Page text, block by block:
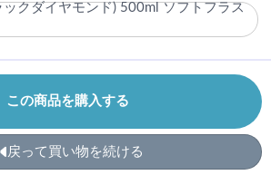
クダイヤモンド) 500ml ソフトフラス
この商品を購入する
戻って買い物を続ける